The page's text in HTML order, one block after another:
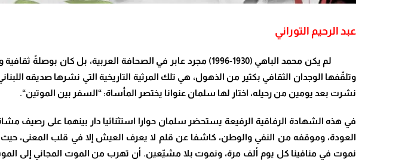
عبد الرحيم التوراني
لم يكن محمد الباهي (1930-1996) مجرد عابر في الصحافة
وتلقّفها الوجدان الثقافي بكثير من الذهول، هي تلك المرثية التاريخية التي نشرها صديقه
نشرت بعد يومين من رحيله، اختار لها سلمان عنوانا يختصر المأساة: “السفر بين الموتين“.
في هذه الشهادة الرفاقية الرفيعة يستحضر سلمان حوارا استثنائيا دار بينهما على رصيف
العودة، وموقفه من النفي والوطن، كاشفا عن قلم لا يعرف العيش إلا في قلب المعنى،
نموت في منافينا كل يوم ألف مرة، ونموت بلا مشيّعين. أن تهرب من الموت المجاني إلى